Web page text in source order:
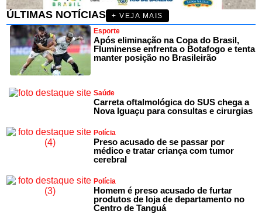
ÚLTIMAS NOTÍCIAS
+ VEJA MAIS
Esporte
Após eliminação na Copa do Brasil,
Fluminense enfrenta o Botafogo e tenta
manter posição no Brasileirão
Saúde
Carreta oftalmológica do SUS chega a
Nova Iguaçu para consultas e cirurgias
Polícia
Preso acusado de se passar por
médico e tratar criança com tumor
cerebral
Polícia
Homem é preso acusado de furtar
produtos de loja de departamento no
Centro de Tanguá